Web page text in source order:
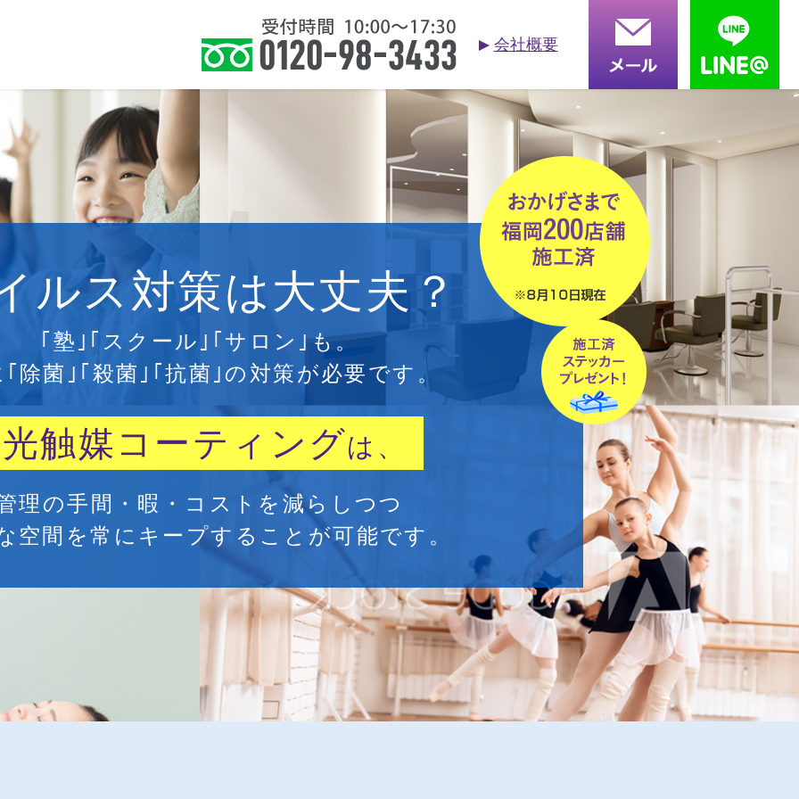
会社概要
よくある質問 採用情報 会社概要 お問合せ 依頼する
ルス対策は大丈夫？
｢塾｣｢スクール｣｢サロン｣も。
｢除菌｣｢殺菌｣｢抗菌｣の対策が必要です。
光触媒コーティングは、
理の手間・暇・コストを減らしつつ
空間を常にキープすることが可能です。